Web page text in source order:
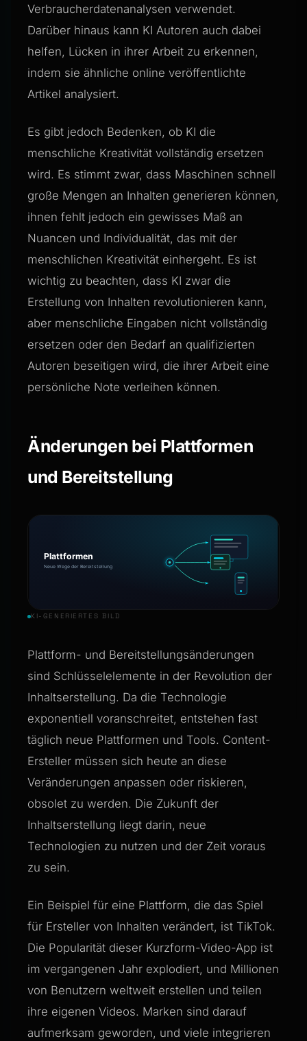
Verbraucherdatenanalysen verwendet.
Darüber hinaus kann KI Autoren auch dabei
helfen, Lücken in ihrer Arbeit zu erkennen,
indem sie ähnliche online veröffentlichte
Artikel analysiert.
Es gibt jedoch Bedenken, ob KI die
menschliche Kreativität vollständig ersetzen
wird. Es stimmt zwar, dass Maschinen schnell
große Mengen an Inhalten generieren können,
ihnen fehlt jedoch ein gewisses Maß an
Nuancen und Individualität, das mit der
menschlichen Kreativität einhergeht. Es ist
wichtig zu beachten, dass KI zwar die
Erstellung von Inhalten revolutionieren kann,
aber menschliche Eingaben nicht vollständig
ersetzen oder den Bedarf an qualifizierten
Autoren beseitigen wird, die ihrer Arbeit eine
persönliche Note verleihen können.
Änderungen bei Plattformen
und Bereitstellung
KI-GENERIERTES BILD
Plattform- und Bereitstellungsänderungen
sind Schlüsselelemente in der Revolution der
Inhaltserstellung. Da die Technologie
exponentiell voranschreitet, entstehen fast
täglich neue Plattformen und Tools. Content-
Ersteller müssen sich heute an diese
Veränderungen anpassen oder riskieren,
obsolet zu werden. Die Zukunft der
Inhaltserstellung liegt darin, neue
Technologien zu nutzen und der Zeit voraus
zu sein.
Ein Beispiel für eine Plattform, die das Spiel
für Ersteller von Inhalten verändert, ist TikTok.
Die Popularität dieser Kurzform-Video-App ist
im vergangenen Jahr explodiert, und Millionen
von Benutzern weltweit erstellen und teilen
ihre eigenen Videos. Marken sind darauf
aufmerksam geworden, und viele integrieren